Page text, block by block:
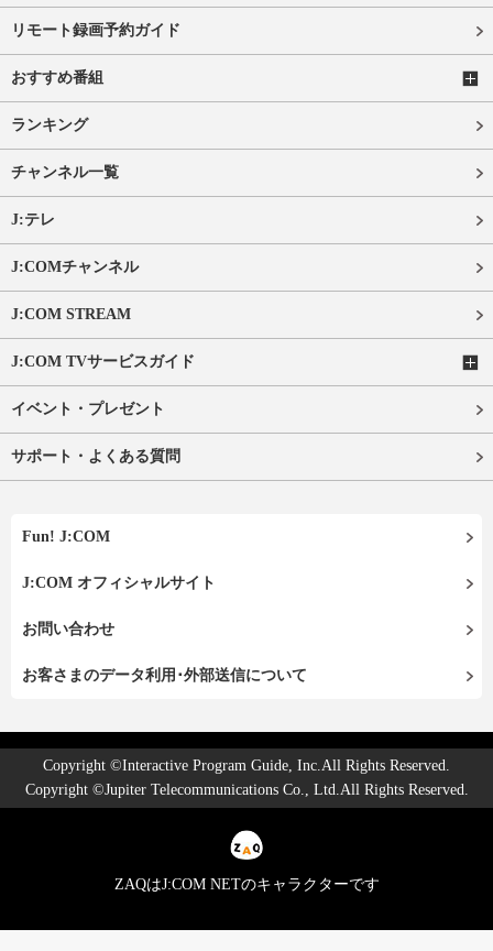
リモート録画予約ガイド
おすすめ番組
ランキング
チャンネル一覧
J:テレ
J:COMチャンネル
J:COM STREAM
J:COM TVサービスガイド
イベント・プレゼント
サポート・よくある質問
Fun! J:COM
J:COM オフィシャルサイト
お問い合わせ
お客さまのデータ利用･外部送信について
Copyright ©Interactive Program Guide, Inc.All Rights Reserved.
Copyright ©Jupiter Telecommunications Co., Ltd.All Rights Reserved.
ZAQはJ:COM NETのキャラクターです